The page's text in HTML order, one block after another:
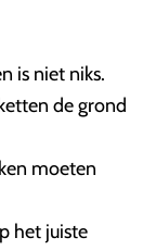
is niet niks.
de grond
moeten
het juiste